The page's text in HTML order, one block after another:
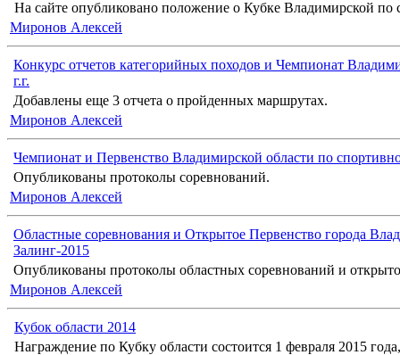
На сайте опубликовано положение о Кубке Владимирской по
Миронов Алексей
Конкурс отчетов категорийных походов и Чемпионат
г.г.
Добавлены еще 3 отчета о пройденных маршрутах.
Миронов Алексей
Чемпионат и Первенство Владимирской области по
Опубликованы протоколы соревнований.
Миронов Алексей
Областные соревнования и Открытое Первенство города
Залинг-2015
Опубликованы протоколы областных соревнований и
Миронов Алексей
Кубок области 2014
Награждение по Кубку области состоится 1 февраля 2015